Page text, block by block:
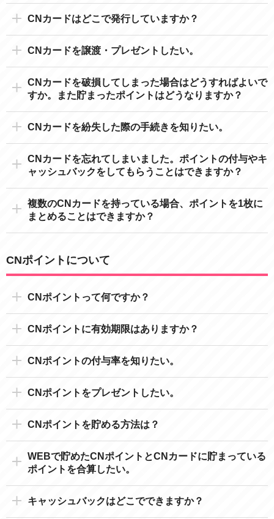
CNカードはどこで発行していますか？
CNカードを譲渡・プレゼントしたい。
CNカードを破損してしまった場合はどうすればよいで
すか。また貯まったポイントはどうなりますか？
CNカードを紛失した際の手続きを知りたい。
CNカードを忘れてしまいました。ポイントの付与やキ
ャッシュバックをしてもらうことはできますか？
複数のCNカードを持っている場合、ポイントを1枚に
まとめることはできますか？
CNポイントについて
CNポイントって何ですか？
CNポイントに有効期限はありますか？
CNポイントの付与率を知りたい。
CNポイントをプレゼントしたい。
CNポイントを貯める方法は？
WEBで貯めたCNポイントとCNカードに貯まっている
ポイントを合算したい。
キャッシュバックはどこでできますか？